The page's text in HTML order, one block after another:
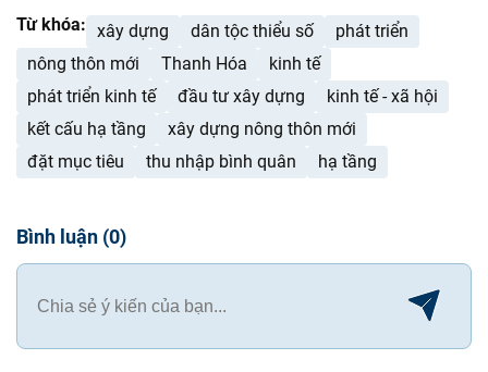
Từ khóa: xây dựng dân tộc thiểu số
phát triển
nông thôn mới
Thanh Hóa
kinh tế
phát triển kinh tế
đầu tư xây dựng
kinh tế - xã hội
kết cấu hạ tầng
xây dựng nông thôn mới
đặt mục tiêu
thu nhập bình quân hạ tầng
Bình luận (0)